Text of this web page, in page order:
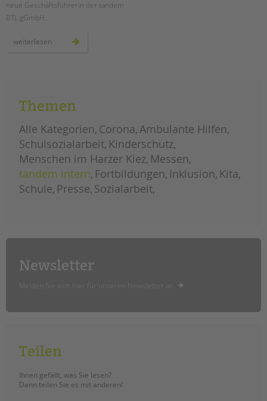
neue Geschäftsführerin der tandem
BTL gGmbH.
weiterlesen
geschäftsführerin
Themen
Alle Kategorien Corona Ambulante Hilfen
Schulsozialarbeit Kinderschutz
Menschen im Harzer Kiez Messen
tandem intern Fortbildungen Inklusion Kita
Schule Presse Sozialarbeit
Newsletter
Melden Sie sich hier für unseren Newsletter an.
Teilen
Ihnen gefällt, was Sie lesen?
Dann teilen Sie es mit anderen!